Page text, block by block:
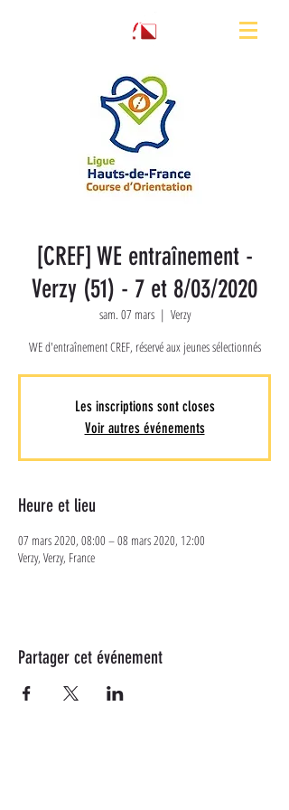
[CREF] WE entraînement -
Verzy (51) - 7 et 8/03/2020
sam. 07 mars
  |
Verzy
WE d'entraînement CREF, réservé aux jeunes sélectionnés
Les inscriptions sont closes
Voir autres événements
Heure et lieu
07 mars 2020, 08:00 – 08 mars 2020, 12:00
Verzy, Verzy, France
Partager cet événement